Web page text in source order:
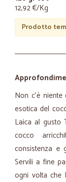
12,92 €/Kg
Prodotto
Non c'è niente
esotica del
Laica al gusto
cocco
consistenza e
Servili a fine
ogni volta che